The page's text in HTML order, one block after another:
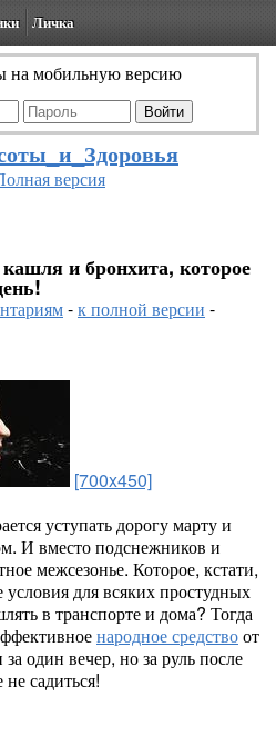
Личка
на мобильную версию
версия
кашля и бронхита, которое
-к полной версии -
[700x450]
уступать дорогу марту и
И вместо подснежников и
межсезонье. Которое, кстати,
условия для всяких простудных
в транспорте и дома? Тогда
народное средствоот
один вечер, но за руль после
садиться!